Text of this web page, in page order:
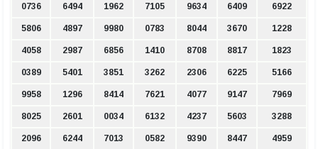
0736 6494 1962 7105 9634 6409 6922
5806 4897 9980 0783 8044 3670 1228
4058 2987 6856 1410 8708 8817 1823
0389 5401 3851 3262 2306 6225 5166
9958 1296 8414 7621 4077 9147 7969
8025 2601 0034 6132 4237 5603 3288
2096 6244 7013 0582 9390 8447 4959